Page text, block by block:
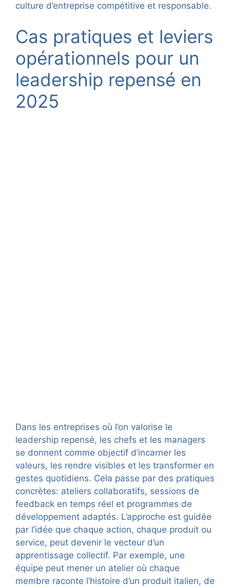
culture d’entreprise compétitive et responsable.
Cas pratiques et leviers
opérationnels pour un
leadership repensé en
2025
Dans les entreprises où l’on valorise le
leadership repensé, les chefs et les managers
se donnent comme objectif d’incarner les
valeurs, les rendre visibles et les transformer en
gestes quotidiens. Cela passe par des pratiques
concrètes: ateliers collaboratifs, sessions de
feedback en temps réel et programmes de
développement adaptés. L’approche est guidée
par l’idée que chaque action, chaque produit ou
service, peut devenir le vecteur d’un
apprentissage collectif. Par exemple, une
équipe peut mener un atelier où chaque
membre raconte l’histoire d’un produit italien, de